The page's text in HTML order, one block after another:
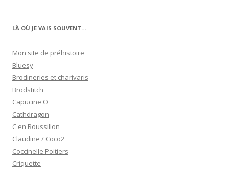
LÀ OÙ JE VAIS SOUVENT…
Mon site de préhistoire
Bluesy
Brodineries et charivaris
Brodstitch
Capucine O
Cathdragon
C en Roussillon
Claudine / Coco2
Coccinelle Poitiers
Criquette